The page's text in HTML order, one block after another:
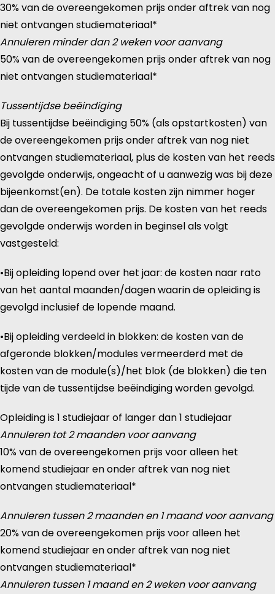
30% van de overeengekomen prijs onder aftrek van nog
niet ontvangen studiemateriaal*
Annuleren minder dan 2 weken voor aanvang
50% van de overeengekomen prijs onder aftrek van nog
niet ontvangen studiemateriaal*
Tussentijdse beëindiging
Bij tussentijdse beëindiging 50% (als opstartkosten) van
de overeengekomen prijs onder aftrek van nog niet
ontvangen studiemateriaal, plus de kosten van het reeds
gevolgde onderwijs, ongeacht of u aanwezig was bij deze
bijeenkomst(en). De totale kosten zijn nimmer hoger
dan de overeengekomen prijs. De kosten van het reeds
gevolgde onderwijs worden in beginsel als volgt
vastgesteld:
•Bij opleiding lopend over het jaar: de kosten naar rato
van het aantal maanden/dagen waarin de opleiding is
gevolgd inclusief de lopende maand.
•Bij opleiding verdeeld in blokken: de kosten van de
afgeronde blokken/modules vermeerderd met de
kosten van de module(s)/het blok (de blokken) die ten
tijde van de tussentijdse beëindiging worden gevolgd.
Opleiding is 1 studiejaar of langer dan 1 studiejaar
Annuleren tot 2 maanden voor aanvang
10% van de overeengekomen prijs voor alleen het
komend studiejaar en onder aftrek van nog niet
ontvangen studiemateriaal*
Annuleren tussen 2 maanden en 1 maand voor aanvang
20% van de overeengekomen prijs voor alleen het
komend studiejaar en onder aftrek van nog niet
ontvangen studiemateriaal*
Annuleren tussen 1 maand en 2 weken voor aanvang